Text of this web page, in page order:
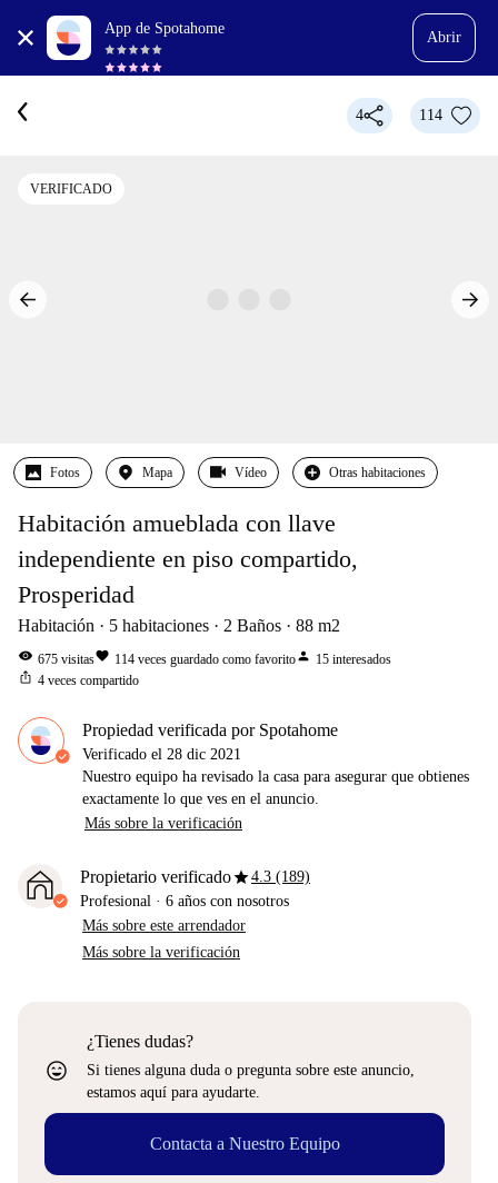
App de Spotahome
Abrir
4 114
VERIFICADO
Fotos Mapa Vídeo Otras habitaciones
Habitación amueblada con llave
independiente en piso compartido,
Prosperidad
Habitación 5 habitaciones 2 Baños 88 m2
visibility 675 visitasfavorite 114 veces guardado como favoritoperson 15 interesados
ios_share 4 veces compartido
Propiedad verificada por Spotahome
Verificado el 28 dic 2021
Nuestro equipo ha revisado la casa para asegurar que obtienes
exactamente lo que ves en el anuncio.
Más sobre la verificación
Propietario verificadostar4.3 (189)
Profesional · 6 años con nosotros
Más sobre este arrendador
Más sobre la verificación
sentiment_very_satisfied
¿Tienes dudas?
Si tienes alguna duda o pregunta sobre este anuncio,
estamos aquí para ayudarte.
Contacta a Nuestro Equipo